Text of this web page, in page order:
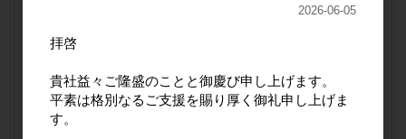
JANコード
販売価格
（単価 × 入数）
会員のみ公開
2026-06-05
拝啓
貴社益々ご隆盛のことと御慶び申し上げます。
平素は格別なるご支援を賜り厚く御礼申し上げま
す。